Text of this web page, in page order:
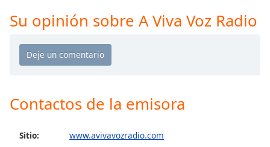
Text
Color
Text
Color
Su opinión sobre A Viva Voz Radio
Contactos de la emisora
Sitio:
www.avivavozradio.com